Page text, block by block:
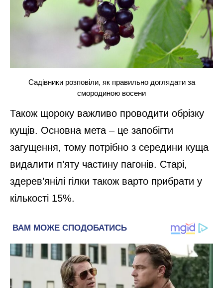
Садівники розповіли, як правильно доглядати за
смородиною восени
Також щороку важливо проводити обрізку
кущів. Основна мета – це запобігти
загущення, тому потрібно з середини куща
видалити п’яту частину пагонів. Старі,
здерев’янілі гілки також варто прибрати у
кількості 15%.